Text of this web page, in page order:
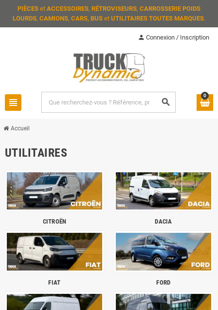
PIÈCES et ACCESSOIRES, RÉTROVISEURS, CARROSSERIE POIDS
LOURDS, CAMIONS, CARS, BUS et UTILITAIRES TOUTES MARQUES.
view_headline search
person Connexion / Inscription
0
Accueil
UTILITAIRES
CITROËN DACIA
FIAT FORD